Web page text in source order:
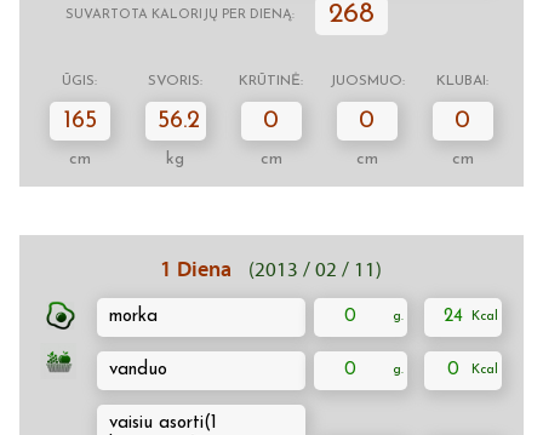
SUVARTOTA KALORIJŲ PER DIENĄ: 268
ŪGIS: SVORIS: KRŪTINĖ: JUOSMUO: KLUBAI:
165
cm
56.2
kg
0
cm
0
cm
0
cm
1 Diena (2013 / 02 / 11)
morka 0 24
vanduo 0 0
vaisiu asorti(1